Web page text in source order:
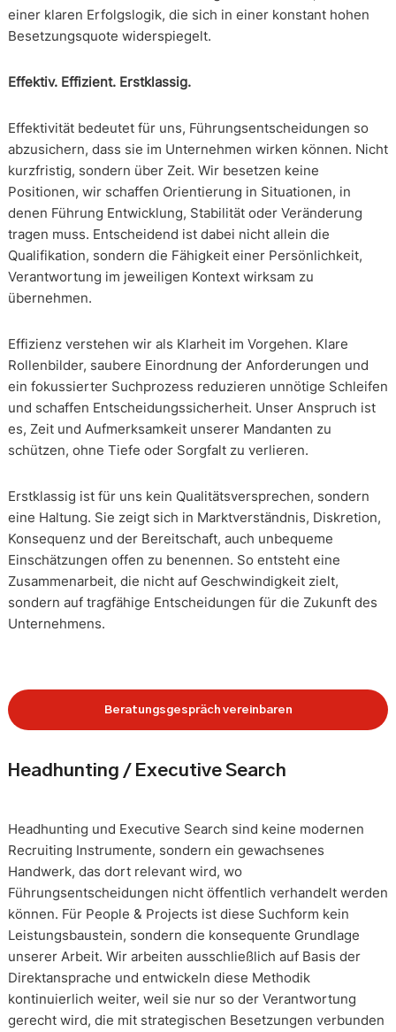
einer klaren Erfolgslogik, die sich in einer konstant hohen
Besetzungsquote widerspiegelt.
Effektiv. Effizient. Erstklassig.
Effektivität bedeutet für uns, Führungsentscheidungen so
abzusichern, dass sie im Unternehmen wirken können. Nicht
kurzfristig, sondern über Zeit. Wir besetzen keine
Positionen, wir schaffen Orientierung in Situationen, in
denen Führung Entwicklung, Stabilität oder Veränderung
tragen muss. Entscheidend ist dabei nicht allein die
Qualifikation, sondern die Fähigkeit einer Persönlichkeit,
Verantwortung im jeweiligen Kontext wirksam zu
übernehmen.
Effizienz verstehen wir als Klarheit im Vorgehen. Klare
Rollenbilder, saubere Einordnung der Anforderungen und
ein fokussierter Suchprozess reduzieren unnötige Schleifen
und schaffen Entscheidungssicherheit. Unser Anspruch ist
es, Zeit und Aufmerksamkeit unserer Mandanten zu
schützen, ohne Tiefe oder Sorgfalt zu verlieren.
Erstklassig ist für uns kein Qualitätsversprechen, sondern
eine Haltung. Sie zeigt sich in Marktverständnis, Diskretion,
Konsequenz und der Bereitschaft, auch unbequeme
Einschätzungen offen zu benennen. So entsteht eine
Zusammenarbeit, die nicht auf Geschwindigkeit zielt,
sondern auf tragfähige Entscheidungen für die Zukunft des
Unternehmens.
Beratungsgespräch vereinbaren
Headhunting / Executive Search
Headhunting und Executive Search sind keine modernen
Recruiting Instrumente, sondern ein gewachsenes
Handwerk, das dort relevant wird, wo
Führungsentscheidungen nicht öffentlich verhandelt werden
können. Für People & Projects ist diese Suchform kein
Leistungsbaustein, sondern die konsequente Grundlage
unserer Arbeit. Wir arbeiten ausschließlich auf Basis der
Direktansprache und entwickeln diese Methodik
kontinuierlich weiter, weil sie nur so der Verantwortung
gerecht wird, die mit strategischen Besetzungen verbunden